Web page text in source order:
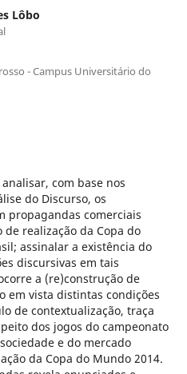
Lôbo
- Campus Universitário do
com base nos
do Discurso, os
propagandas comerciais
realização da Copa do
assinalar a existência do
discursivas em tais
a (re)construção de
em vista distintas condições
de contextualização, traça
dos jogos do campeonato
e do mercado
da Copa do Mundo 2014.